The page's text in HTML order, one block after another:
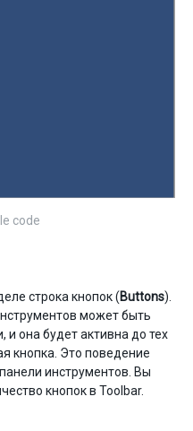
code
строка кнопок (Buttons).
может быть
она будет активна до тех
кнопка. Это поведение
инструментов. Вы
кнопок в Toolbar.